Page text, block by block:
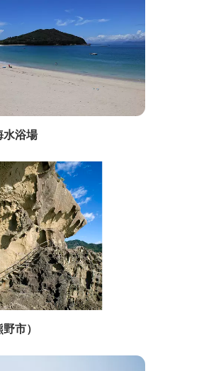
水浴場
市）